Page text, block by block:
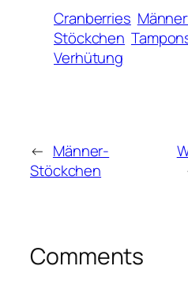
Cranberries
Stöckchen
Verhütung
← Männer-
Stöckchen
Comments